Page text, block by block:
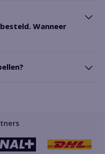
Wanneer